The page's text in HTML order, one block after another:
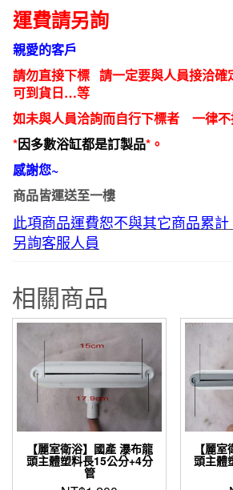
運費請另詢
親愛的客戶
請勿直接下標 請一定要與人員接洽確
可到貨日…等
如未與人員洽詢而自行下標者 一律
*因多數浴缸都是訂製品*。
感謝您~
商品皆運送至一樓
此項商品運費恕不與其它商品累
另詢客服人員
相關商品
【麗室衛浴】國產 瀑布龍
頭主體塑料長15公分+4分
管
【麗
頭主體